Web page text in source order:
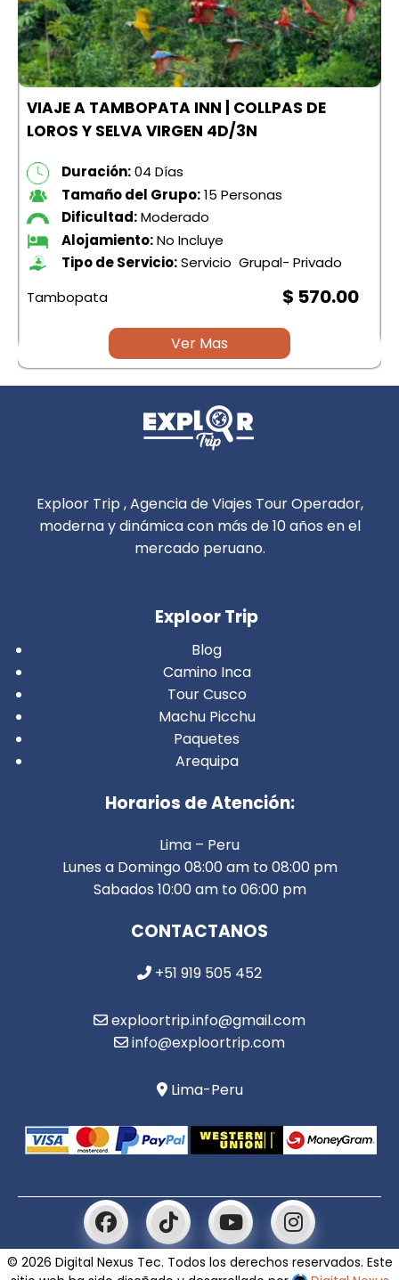
VIAJE A TAMBOPATA INN | COLLPAS DE
LOROS Y SELVA VIRGEN 4D/3N
Duración:04 Días
Tamaño del Grupo:15 Personas
Dificultad:Moderado
Alojamiento:No Incluye
Tipo de Servicio:Servicio Grupal- Privado
Tambopata
$ 570.00
Ver Mas
Exploor Trip , Agencia de Viajes Tour Operador,
moderna y dinámica con más de 10 años en el
mercado peruano.
Exploor Trip
Blog
Camino Inca
Tour Cusco
Machu Picchu
Paquetes
Arequipa
Horarios de Atención:
Lima – Peru
Lunes a Domingo 08:00 am to 08:00 pm
Sabados 10:00 am to 06:00 pm
CONTACTANOS
+51 919 505 452
exploortrip.info@gmail.com
info@exploortrip.com
Lima-Peru
© 2026 Digital Nexus Tec. Todos los derechos reservados. Este